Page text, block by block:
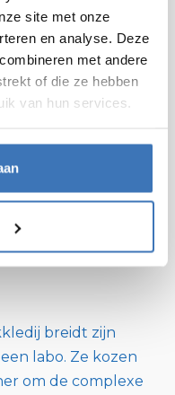
site met onze
en analyse. Deze
met andere
of die ze hebben
van hun services.
breidt zijn
labo. Ze kozen
om de complexe